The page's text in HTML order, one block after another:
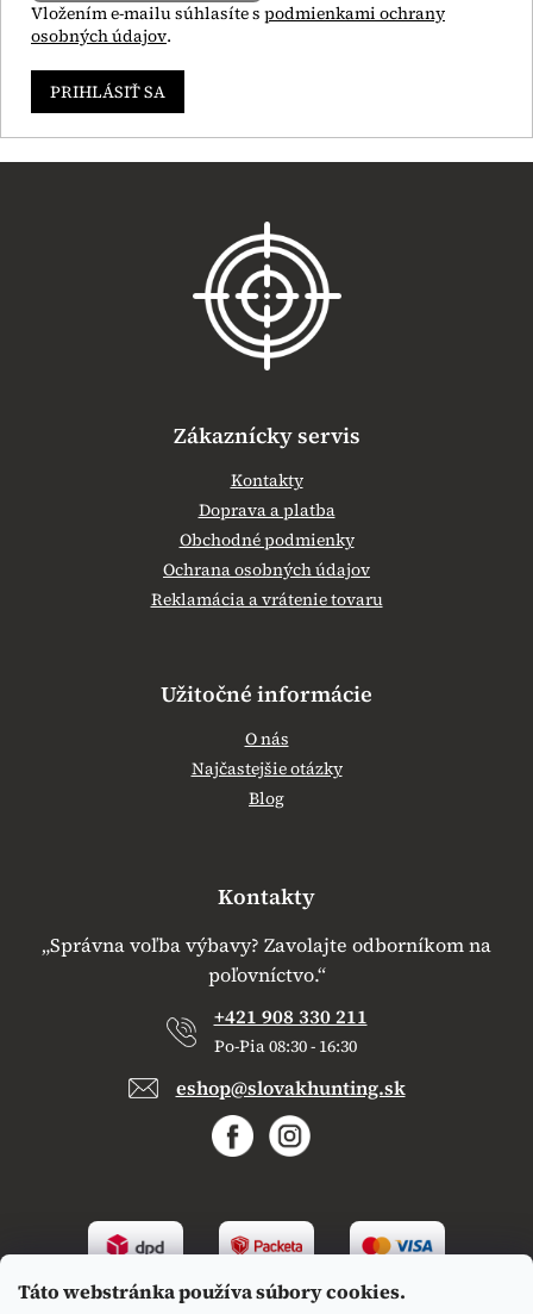
Táto webstránka používa súbory cookies.
Vložením e-mailu súhlasíte s podmienkami ochrany
osobných údajov.
PRIHLÁSIŤ SA
Zákaznícky servis
Kontakty
Doprava a platba
Obchodné podmienky
Ochrana osobných údajov
Reklamácia a vrátenie tovaru
Užitočné informácie
O nás
Najčastejšie otázky
Blog
Kontakty
„Správna voľba výbavy? Zavolajte odborníkom na
poľovníctvo.“
+421 908 330 211
Po-Pia 08:30 - 16:30
eshop@slovakhunting.sk